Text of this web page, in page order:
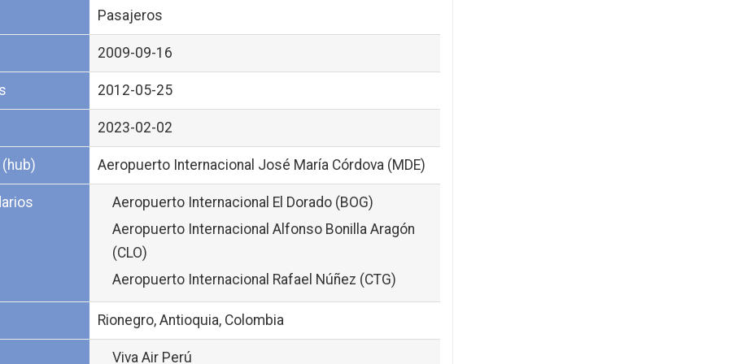
Pasajeros
2009-09-16
2012-05-25
2023-02-02
Aeropuerto Internacional José María Córdova (MDE)
Aeropuerto Internacional El Dorado (BOG)
Aeropuerto Internacional Alfonso Bonilla Aragón
(CLO)
Aeropuerto Internacional Rafael Núñez (CTG)
Rionegro, Antioquia, Colombia
Viva Air Perú